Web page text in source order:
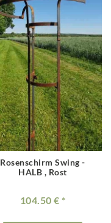
Rosenschirm Swing -
HALB , Rost
104.50 €